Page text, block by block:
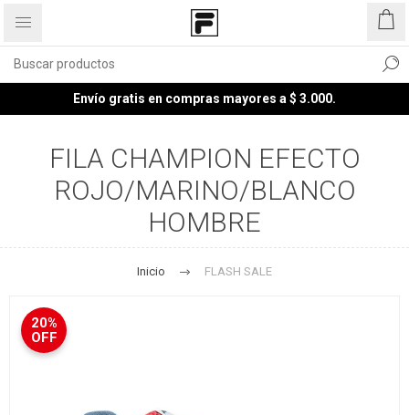
Envío gratis en compras mayores a $ 3.000.
FILA CHAMPION EFECTO
ROJO/MARINO/BLANCO
HOMBRE
Inicio FLASH SALE
20%
OFF